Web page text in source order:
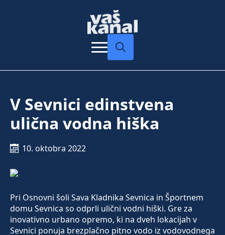
V Sevnici edinstvena
ulična vodna hiška
10. oktobra 2022
Pri Osnovni šoli Sava Kladnika Sevnica in Športnem
domu Sevnica so odprli ulični vodni hiški. Gre za
inovativno urbano opremo, ki na dveh lokacijah v
Sevnici ponuja brezplačno pitno vodo iz vodovodnega